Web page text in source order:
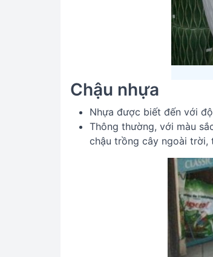
Chậu nhựa
Nhựa được biết đến với
Thông thường, với màu
chậu trồng cây ngoài trời,